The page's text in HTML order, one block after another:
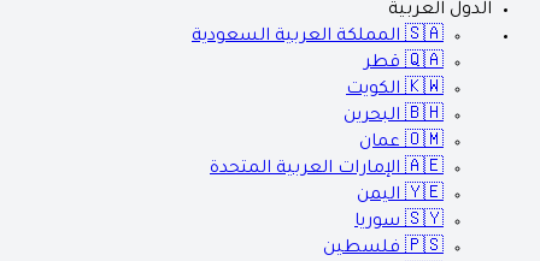
الدول العربية
🇸🇦 المملكة العربية السعودية
🇶🇦 قطر
🇰🇼 الكويت
🇧🇭 البحرين
🇴🇲 عمان
🇦🇪 الإمارات العربية المتحدة
🇾🇪 اليمن
🇸🇾 سوريا
🇵🇸 فلسطين